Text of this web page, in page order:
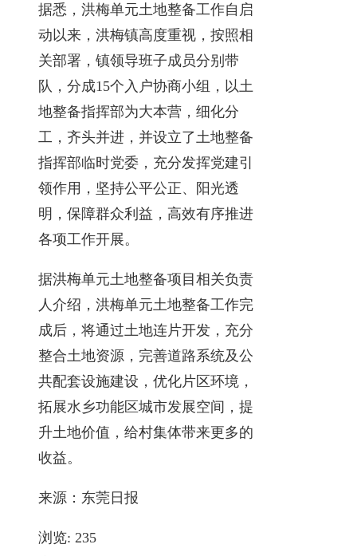
据悉，洪梅单元土地整备工作自启
动以来，洪梅镇高度重视，按照相
关部署，镇领导班子成员分别带
队，分成15个入户协商小组，以土
地整备指挥部为大本营，细化分
工，齐头并进，并设立了土地整备
指挥部临时党委，充分发挥党建引
领作用，坚持公平公正、阳光透
明，保障群众利益，高效有序推进
各项工作开展。
据洪梅单元土地整备项目相关负责
人介绍，洪梅单元土地整备工作完
成后，将通过土地连片开发，充分
整合土地资源，完善道路系统及公
共配套设施建设，优化片区环境，
拓展水乡功能区城市发展空间，提
升土地价值，给村集体带来更多的
收益。
来源：东莞日报
浏览: 235